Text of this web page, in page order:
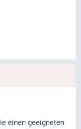
einen geeigneten